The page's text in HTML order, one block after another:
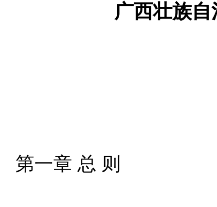
广西壮族
第一章 总 则